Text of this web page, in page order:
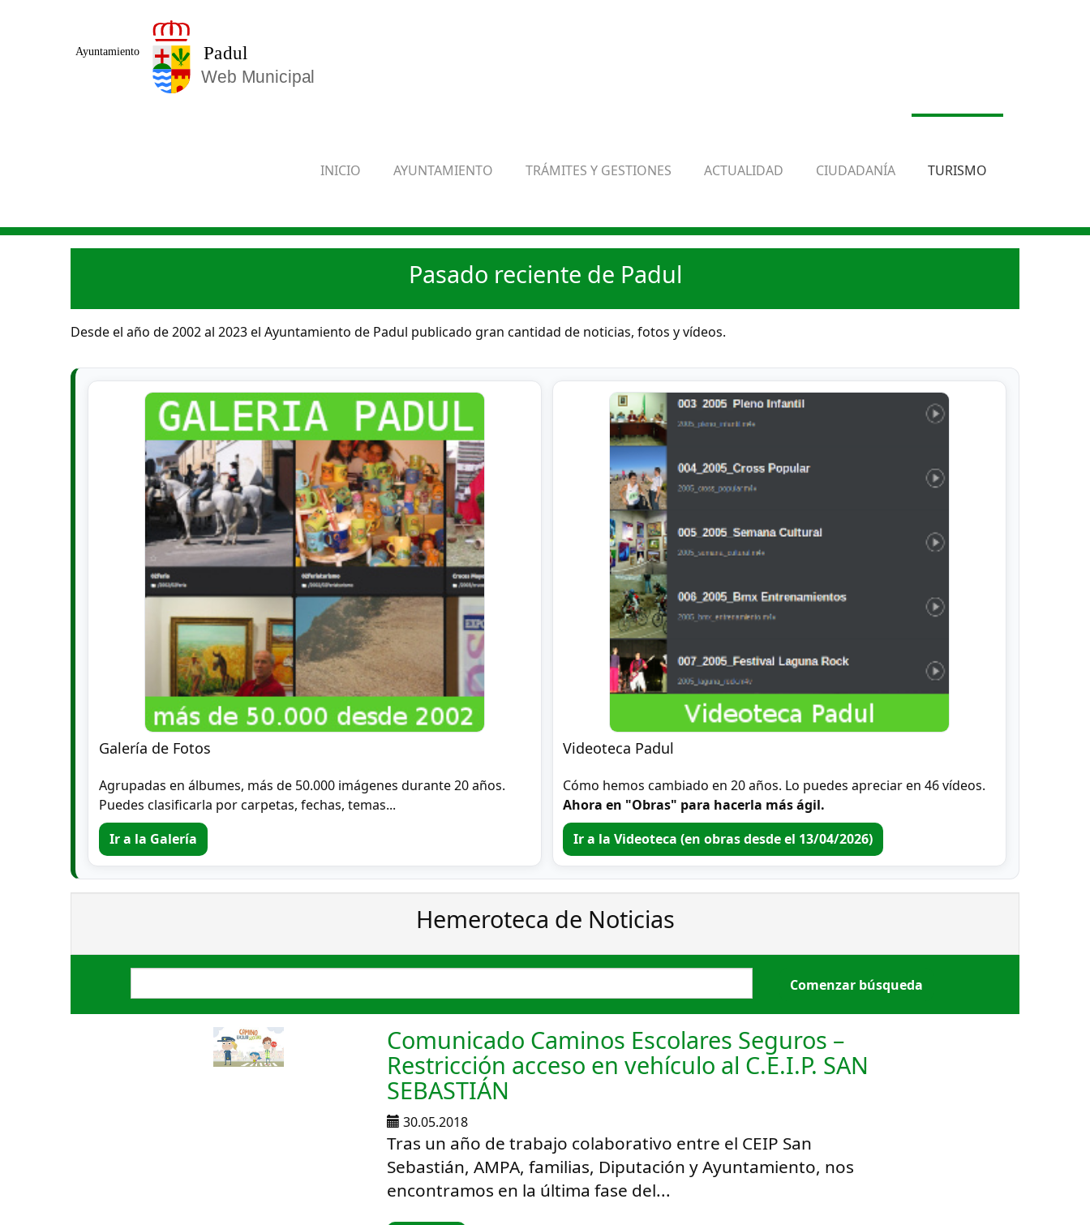
INICIO AYUNTAMIENTO TRÁMITES Y GESTIONES ACTUALIDAD CIUDADANÍA TURISMO
Pasado reciente de Padul
Desde el año de 2002 al 2023 el Ayuntamiento de Padul publicado gran cantidad de noticias, fotos y vídeos.
Galería de Fotos
Agrupadas en álbumes, más de 50.000 imágenes durante 20 años.
Puedes clasificarla por carpetas, fechas, temas...
Ir a la Galería
Videoteca Padul
Cómo hemos cambiado en 20 años. Lo puedes apreciar en 46 vídeos.
Ahora en "Obras" para hacerla más ágil.
Ir a la Videoteca (en obras desde el 13/04/2026)
Hemeroteca de Noticias
Comunicado Caminos Escolares Seguros –
Restricción acceso en vehículo al C.E.I.P. SAN
SEBASTIÁN
30.05.2018
Tras un año de trabajo colaborativo entre el CEIP San
Sebastián, AMPA, familias, Diputación y Ayuntamiento, nos
encontramos en la última fase del...